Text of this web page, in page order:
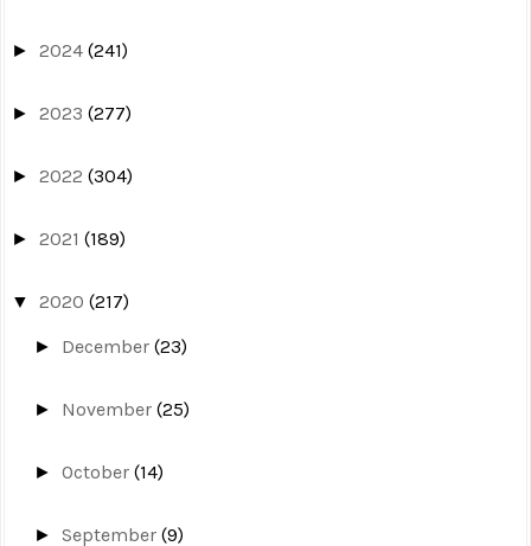
► 2024 (241)
► 2023 (277)
► 2022 (304)
► 2021 (189)
▼ 2020 (217)
► December(23)
► November(25)
►October(14)
►September(9)